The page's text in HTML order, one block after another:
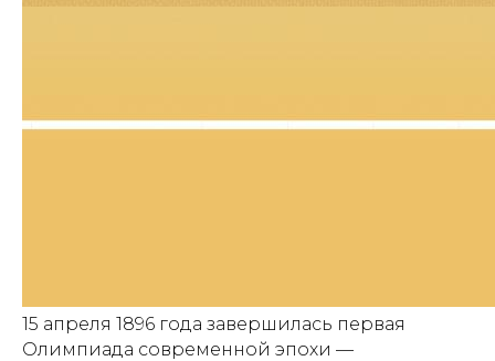
15 апреля 1896 года завершилась первая
Олимпиада современной эпохи —